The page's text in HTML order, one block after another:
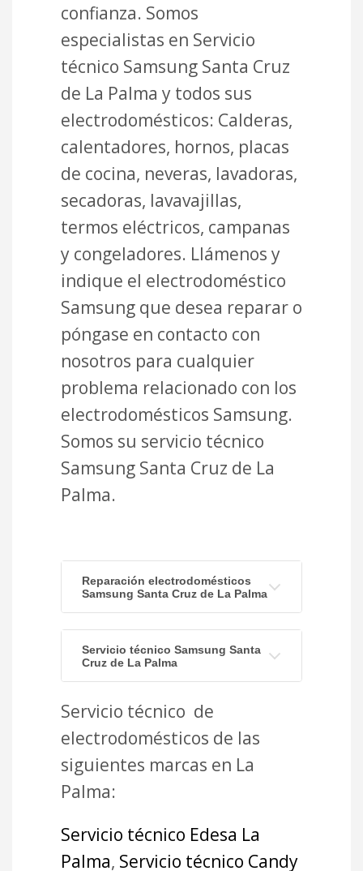
confianza. Somos
especialistas en Servicio
técnico Samsung Santa Cruz
de La Palma y todos sus
electrodomésticos: Calderas,
calentadores, hornos, placas
de cocina, neveras, lavadoras,
secadoras, lavavajillas,
termos eléctricos, campanas
y congeladores. Llámenos y
indique el electrodoméstico
Samsung que desea reparar o
póngase en contacto con
nosotros para cualquier
problema relacionado con los
electrodomésticos Samsung.
Somos su servicio técnico
Samsung Santa Cruz de La
Palma.
Reparación electrodomésticos
Samsung Santa Cruz de La Palma
Servicio técnico Samsung Santa
Cruz de La Palma
Servicio técnico de
electrodomésticos de las
siguientes marcas en La
Palma:
Servicio técnico Edesa La
Palma, Servicio técnico Candy